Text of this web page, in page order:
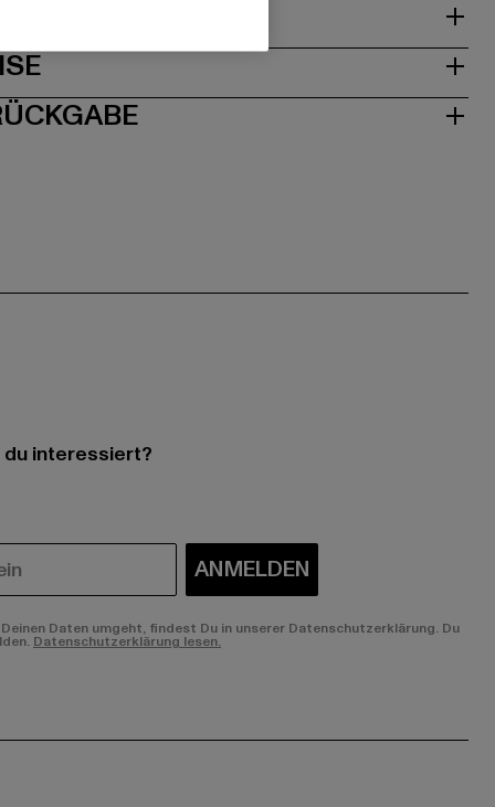
interessiert?
ANMELDEN
Daten umgeht, findest Du in unserer Datenschutzerklärung. Du
Datenschutzerklärung lesen.